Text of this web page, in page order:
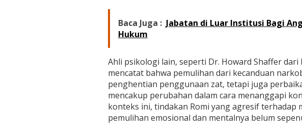
Baca Juga : Jabatan di Luar Institusi Bagi
Hukum
Ahli psikologi lain, seperti Dr. Howard Shaffer dari
mencatat bahwa pemulihan dari kecanduan
penghentian penggunaan zat, tetapi juga
mencakup perubahan dalam cara menanggapi
konteks ini, tindakan Romi yang agresif terhadap
pemulihan emosional dan mentalnya belum